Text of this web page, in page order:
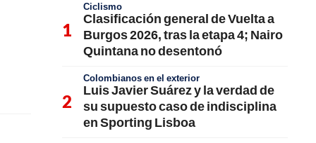
Ciclismo
Clasificación general de Vuelta a
Burgos 2026, tras la etapa 4; Nairo
Quintana no desentonó
Colombianos en el exterior
Luis Javier Suárez y la verdad de
su supuesto caso de indisciplina
en Sporting Lisboa